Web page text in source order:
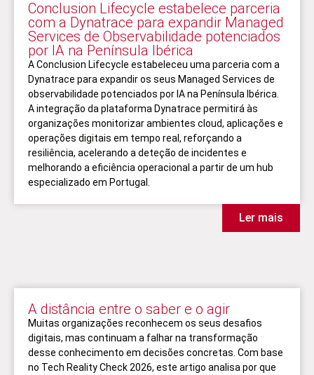
Conclusion Lifecycle estabelece parceria
com a Dynatrace para expandir Managed
Services de Observabilidade potenciados
por IA na Península Ibérica
A Conclusion Lifecycle estabeleceu uma parceria com a
Dynatrace para expandir os seus Managed Services de
observabilidade potenciados por IA na Península Ibérica.
A integração da plataforma Dynatrace permitirá às
organizações monitorizar ambientes cloud, aplicações e
operações digitais em tempo real, reforçando a
resiliência, acelerando a deteção de incidentes e
melhorando a eficiência operacional a partir de um hub
especializado em Portugal.
Ler mais
A distância entre o saber e o agir
Muitas organizações reconhecem os seus desafios
digitais, mas continuam a falhar na transformação
desse conhecimento em decisões concretas. Com base
no Tech Reality Check 2026, este artigo analisa por que